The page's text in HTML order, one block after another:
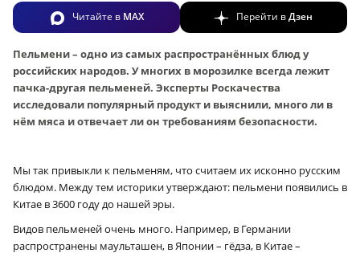
Читайте в MAX Перейти вДзен
Пельмени – одно из самых распространённых блюд у
российских народов. У многих в морозилке всегда лежит
пачка-другая пельменей. Эксперты Роскачества
исследовали популярный продукт и выяснили, много ли в
нём мяса и отвечает ли он требованиям безопасности.
Мы так привыкли к пельменям, что считаем их исконно русским
блюдом. Между тем историки утверждают: пельмени появились в
Китае в 3600 году до нашей эры.
Видов пельменей очень много. Например, в Германии
распространены маульташен, в Японии – гёдза, в Китае –